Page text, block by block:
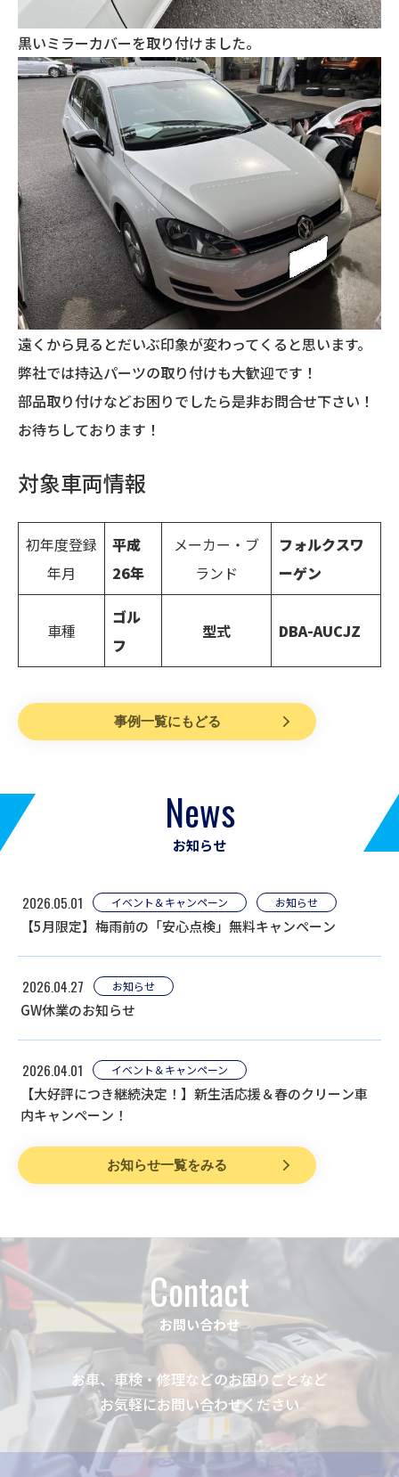
黒いミラーカバーを取り付けました。
遠くから見るとだいぶ印象が変わってくると思います。
弊社では持込パーツの取り付けも大歓迎です！
部品取り付けなどお困りでしたら是非お問合せ下さい！
お待ちしております！
対象車両情報
初年度登録
年月
平成
26年
メーカー・ブ
ランド
フォルクスワ
ーゲン
車種
ゴル
フ
型式 DBA-AUCJZ
事例一覧にもどる
News
お知らせ
2026.05.01 イベント＆キャンペーン お知らせ
【5月限定】梅雨前の「安心点検」無料キャンペーン
2026.04.27 お知らせ
GW休業のお知らせ
2026.04.01 イベント＆キャンペーン
【大好評につき継続決定！】新生活応援＆春のクリーン車
内キャンペーン！
お知らせ一覧をみる
Contact
お問い合わせ
お車、車検・修理などのお困りごとなど
お気軽にお問い合わせください